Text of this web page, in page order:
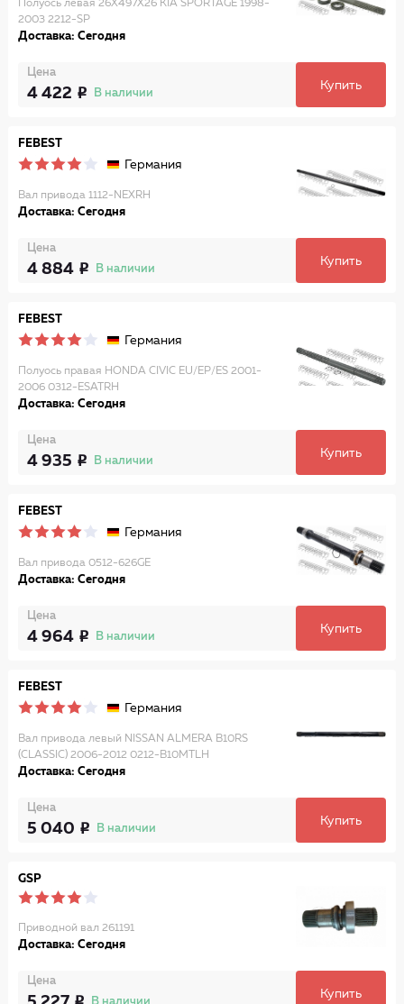
Полуось левая 26X497X26 KIA SPORTAGE 1998-
2003 2212-SP
Доставка: Сегодня
Цена
4 422 В наличии
Купить
FEBEST
Германия
Вал привода 1112-NEXRH
Доставка: Сегодня
Цена
4 884 В наличии
Купить
FEBEST
Германия
Полуось правая HONDA CIVIC EU/EP/ES 2001-
2006 0312-ESATRH
Доставка: Сегодня
Цена
4 935 В наличии
Купить
FEBEST
Германия
Вал привода 0512-626GE
Доставка: Сегодня
Цена
4 964 В наличии
Купить
FEBEST
Германия
Вал привода левый NISSAN ALMERA B10RS
(CLASSIC) 2006-2012 0212-B10MTLH
Доставка: Сегодня
Цена
5 040 В наличии
Купить
GSP
Приводной вал 261191
Доставка: Сегодня
Цена
В наличии
Купить